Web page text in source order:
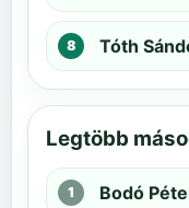
Tóth
Legtöbb
Bodó